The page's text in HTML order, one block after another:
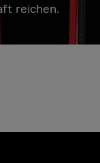
reichen.